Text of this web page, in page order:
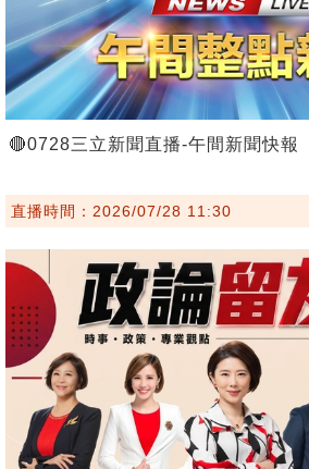
🔴0728三立新聞直播-午間新聞快報
直播時間：2026/07/28 11:30